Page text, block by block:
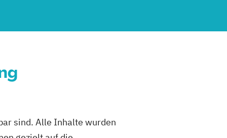
sind. Alle Inhalte wurden